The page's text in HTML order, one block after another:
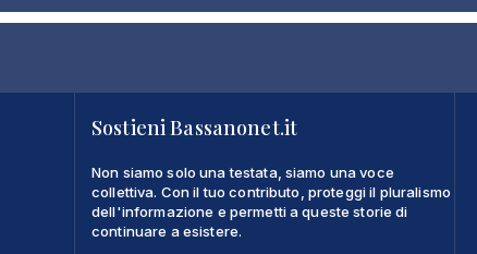
Sostieni Bassanonet.it
Non siamo solo una testata, siamo una voce
collettiva. Con il tuo contributo, proteggi il pluralismo
dell'informazione e permetti a queste storie di
continuare a esistere.